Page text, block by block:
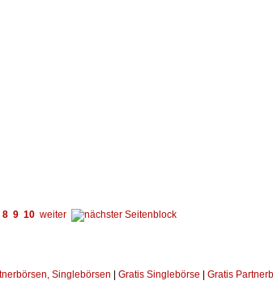
8 9 10 weiter
Singlebörsen Gratis Singlebörse Gratis